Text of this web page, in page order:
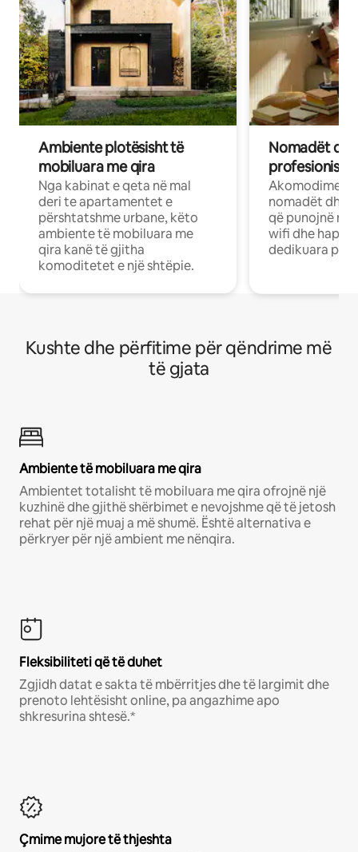
Ambiente plotësisht të
mobiluara me qira
Nga kabinat e qeta në mal
deri te apartamentet e
përshtatshme urbane, këto
ambiente të mobiluara me
qira kanë të gjitha
komoditetet e një shtëpie.
Nomadët
Akomodime
nomadët dhe
që punojnë në
wifi dhe
dedikuara
Kushte dhe përfitime për qëndrime më
të gjata
Ambiente të mobiluara me qira
Ambientet totalisht të mobiluara me qira ofrojnë një
kuzhinë dhe gjithë shërbimet e nevojshme që të jetosh
rehat për një muaj a më shumë. Është alternativa e
përkryer për një ambient me nënqira.
Fleksibiliteti që të duhet
Zgjidh datat e sakta të mbërritjes dhe të largimit dhe
prenoto lehtësisht online, pa angazhime apo
shkresurina shtesë.*
Çmime mujore të thjeshta